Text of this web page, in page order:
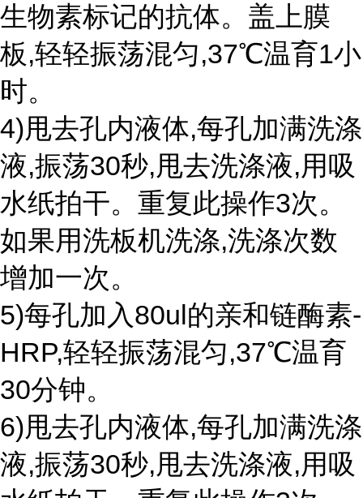
生物素标记的抗体。盖上膜
板,轻轻振荡混匀,37℃温育1小
时。
4)甩去孔内液体,每孔加满洗涤
液,振荡30秒,甩去洗涤液,用吸
水纸拍干。重复此操作3次。
如果用洗板机洗涤,洗涤次数
增加一次。
5)每孔加入80ul的亲和链酶素-
HRP,轻轻振荡混匀,37℃温育
30分钟。
6)甩去孔内液体,每孔加满洗涤
液,振荡30秒,甩去洗涤液,用吸